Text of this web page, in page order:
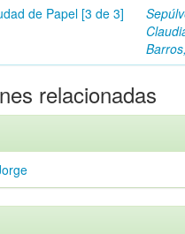
de Papel [3 de 3]
relacionadas